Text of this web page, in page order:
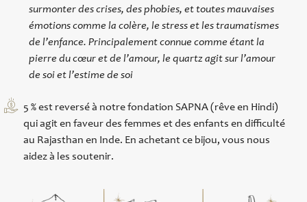
surmonter des crises, des phobies, et toutes mauvaises
émotions comme la colère, le stress et les traumatismes
de l’enfance. Principalement connue comme étant la
pierre du cœur et de l’amour, le quartz agit sur l’amour
de soi et l’estime de soi
5 % est reversé à notre fondation SAPNA (rêve en Hindi)
qui agit en faveur des femmes et des enfants en difficulté
au Rajasthan en Inde. En achetant ce bijou, vous nous
aidez à les soutenir.